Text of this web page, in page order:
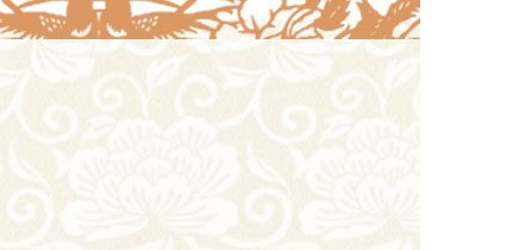
（ウェイ
も。北京ダックも味わえま